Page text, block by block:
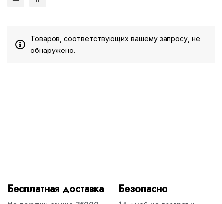
Товаров, соответствующих вашему запросу, не
обнаружено.
Бесплатная доставка Безопасно